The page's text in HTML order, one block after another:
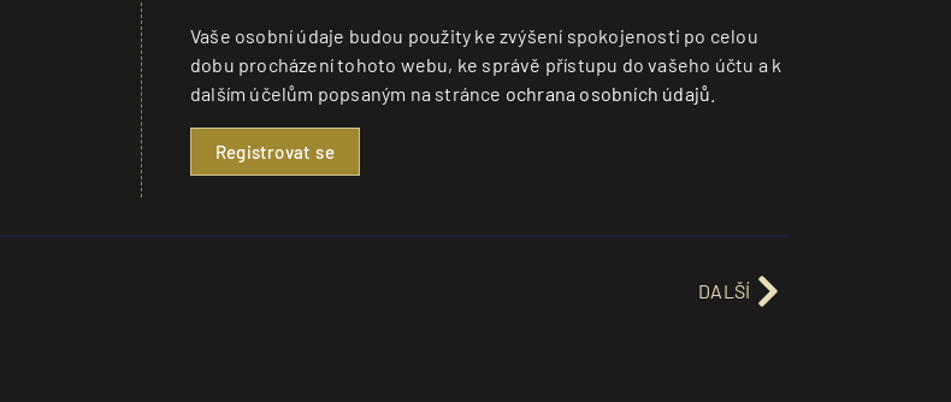
Vaše osobní údaje budou použity ke zvýšení spokojenosti po celou
dobu procházení tohoto webu, ke správě přístupu do vašeho účtu a k
dalším účelům popsaným na stránce ochrana osobních údajů
Registrovat se
DALŠÍ